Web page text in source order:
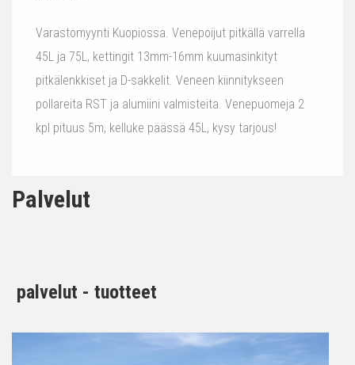
Varastomyynti Kuopiossa. Venepoijut pitkällä varrella
45L ja 75L, kettingit 13mm-16mm kuumasinkityt
pitkälenkkiset ja D-sakkelit. Veneen kiinnitykseen
pollareita RST ja alumiini valmisteita. Venepuomeja 2
kpl pituus 5m, kelluke päässä 45L, kysy tarjous!
Palvelut
palvelut - tuotteet